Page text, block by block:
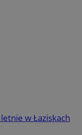
w Łaziskach